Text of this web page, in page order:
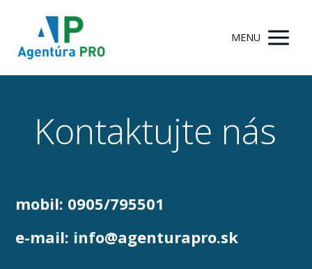
MENU
Kontaktujte nás
mobil: 0905/795501
e-mail: info@agenturapro.sk